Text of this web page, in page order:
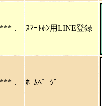
***． ｽﾏｰﾄﾎﾝ用LINE登録
***． ﾎｰﾑﾍﾟｰｼﾞ